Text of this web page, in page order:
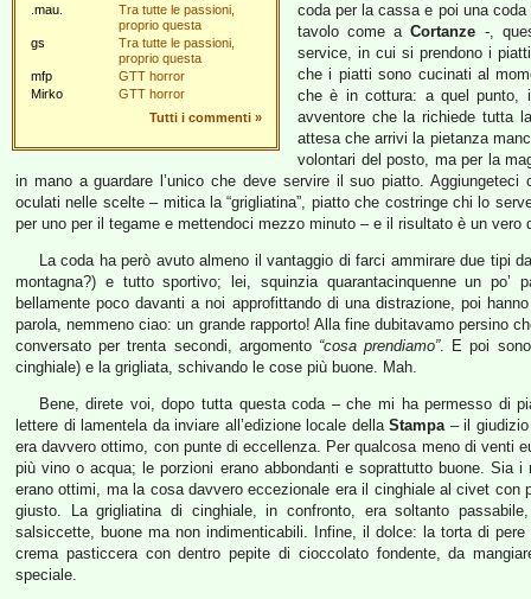
.mau.
Tra tutte le passioni,
proprio questa
gs
Tra tutte le passioni,
proprio questa
mfp
GTT horror
Mirko
GTT horror
Tutti i commenti »
coda per la cassa e poi una
tavolo come aCortanze -,
service, in cui si prendono i
che i piatti sono cucinati al
che è in cottura: a quel punto,
avventore che la richiede tutta
attesa che arrivi la pietanza
volontari del posto, ma per la
in mano a guardare l’unico che deve servire il suo piatto.
oculati nelle scelte – mitica la “grigliatina”, piatto che costringe chi lo
per uno per il tegame e mettendoci mezzo minuto – e il risultato è un vero
La coda ha però avuto almeno il vantaggio di farci ammirare due tipi
montagna?) e tutto sportivo; lei, squinzia quarantacinquenne un po’
bellamente poco davanti a noi approfittando di una distrazione, poi
parola, nemmeno ciao: un grande rapporto! Alla fine dubitavamo persino
conversato per trenta secondi, argomento “cosa prendiamo”. E poi sono
cinghiale) e la grigliata, schivando le cose più buone. Mah.
Bene, direte voi, dopo tutta questa coda – che mi ha permesso di
lettere di lamentela da inviare all’edizione locale della Stampa– il giudizio
era davvero ottimo, con punte di eccellenza. Per qualcosa meno di venti
più vino o acqua; le porzioni erano abbondanti e soprattutto buone. Sia
erano ottimi, ma la cosa davvero eccezionale era il cinghiale al civet
giusto. La grigliatina di cinghiale, in confronto, era soltanto
salsiccette, buone ma non indimenticabili. Infine, il dolce: la torta di
crema pasticcera con dentro pepite di cioccolato fondente, da
speciale.